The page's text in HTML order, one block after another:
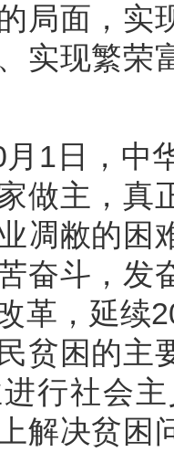
局面，实
实现繁荣
月1日，中
做主，真
凋敝的困
奋斗，发
革，延续
贫困的主
行社会
解决贫困